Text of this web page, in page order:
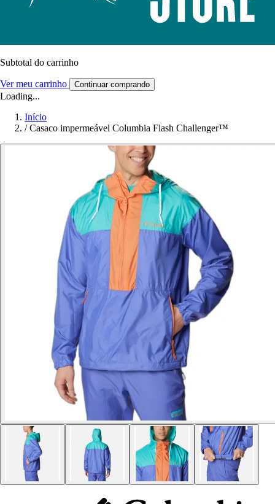
Subtotal do carrinho
Ver meu carrinho Continuar comprando
Loading...
Início
/ Casaco impermeável Columbia Flash Challenger™